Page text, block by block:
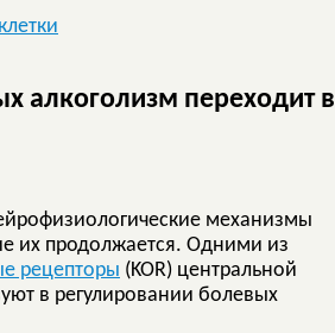
алкоголизм переходит в
механизмы
их продолжается. Одними из
рецепторы (KOR) центральной
в регулировании болевых